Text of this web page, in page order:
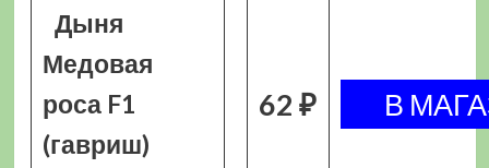
Дыня
Медовая
роса F1
(гавриш)
62 ₽